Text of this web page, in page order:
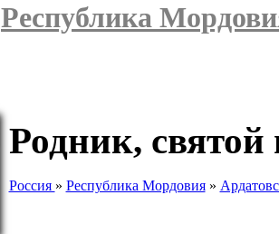
Республика
Родник,
Россия » Республика Мордовия»